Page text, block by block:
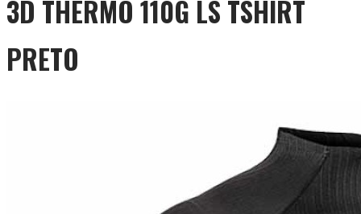
3D THERMO 110G LS TSHIRT
PRETO